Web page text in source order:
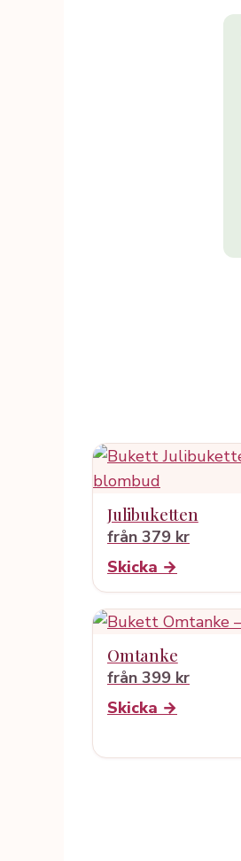
Julibuketten
från 379 kr
Skicka →
Omtanke
från 399 kr
Skicka →